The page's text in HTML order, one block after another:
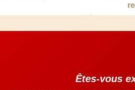
Êtes-vous